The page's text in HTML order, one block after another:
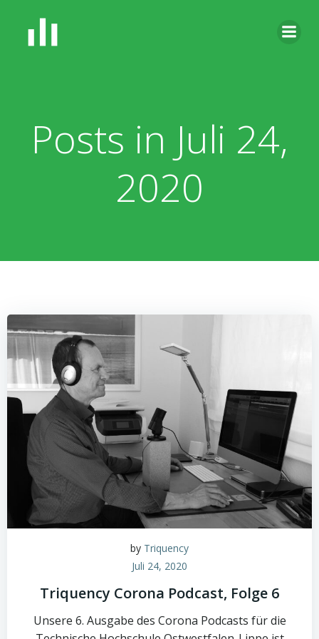
Posts in Juli 24,
2020
by Triquency
Juli 24, 2020
Triquency Corona Podcast, Folge 6
Unsere 6. Ausgabe des Corona Podcasts für die